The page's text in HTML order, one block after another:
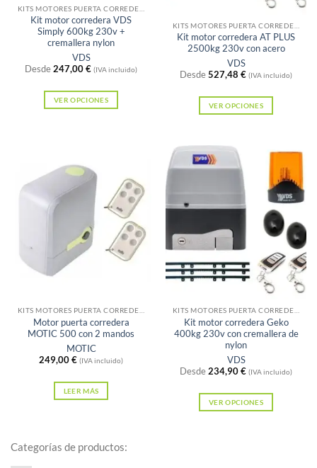
en
la
página
de
producto
página
de
producto
Kit motor corredera VDS
Simply 600kg 230v +
cremallera nylon
VDS
Desde247,00€ (IVA incluido)
VER OPCIONES
múltiples
variantes.
Las
opciones
se
pueden
página
de
producto
Kit motor corredera AT PLUS
2500kg 230v con acero
VDS
Desde527,48 € (IVA incluido)
VER OPCIONES
tiene
múltiples
variantes.
Las
opciones
pueden
elegir
la
página
de
producto
KITS MOTORES PUERTA CORREDERA
Motor puerta corredera
MOTIC 500 con 2 mandos
MOTIC
249,00€ (IVA incluido)
LEER MÁS
KITS MOTORES PUERTA CORREDERA
Kit motor corredera Geko
400kg 230v con cremallera de
nylon
VDS
Desde234,90€ (IVA incluido)
VER OPCIONES
Categorías de productos: